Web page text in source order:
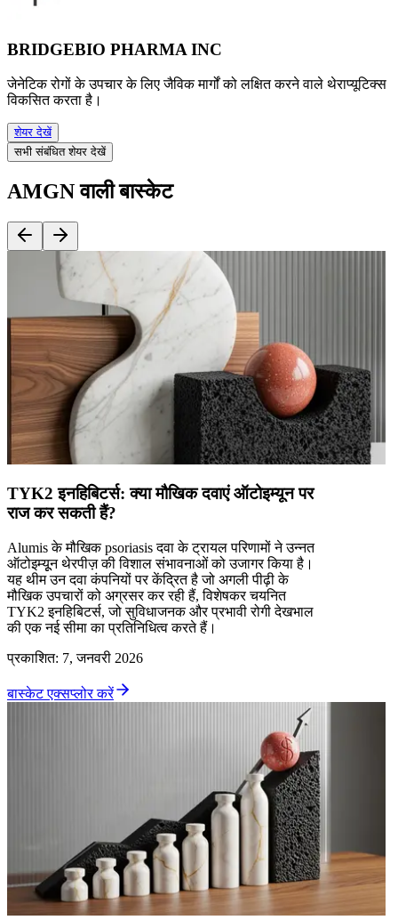
BRIDGEBIO PHARMA INC
जेनेटिक रोगों के उपचार के लिए जैविक मार्गों को लक्षित करने वाले थेराप्यूटिक्स
विकसित करता है।
शेयर देखें
सभी संबंधित शेयर देखें
AMGN वाली बास्केट
TYK2 इनहिबिटर्स: क्या मौखिक दवाएं ऑटोइम्यून पर
राज कर सकती हैं?
Alumis के मौखिक psoriasis दवा के ट्रायल परिणामों ने उन्नत
ऑटोइम्यूून थेरपीज़ की विशाल संभावनाओं को उजागर किया है।
यह थीम उन दवा कंपनियों पर केंद्रित है जो अगली पीढ़ी के
मौखिक उपचारों को अग्रसर कर रही हैं, विशेषकर चयनित
TYK2 इनहिबिटर्स, जो सुविधाजनक और प्रभावी रोगी देखभाल
की एक नई सीमा का प्रतिनिधित्व करते हैं।
प्रकाशित: 7, जनवरी 2026
बास्केट एक्सप्लोर करें